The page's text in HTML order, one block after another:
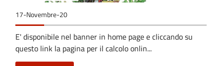
17-Novembre-20
E' disponibile nel banner in home page e cliccando su
questo link la pagina per il calcolo onlin...